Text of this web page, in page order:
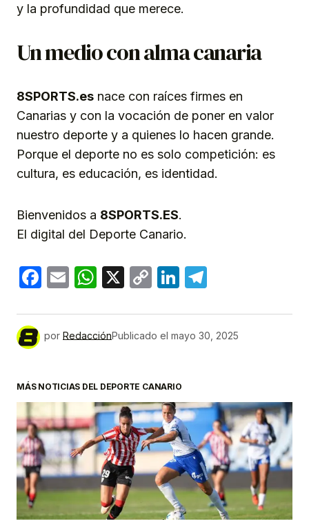
y la profundidad que merece.
Un medio con alma canaria
8SPORTS.es nace con raíces firmes en
Canarias y con la vocación de poner en valor
nuestro deporte y a quienes lo hacen grande.
Porque el deporte no es solo competición: es
cultura, es educación, es identidad.
Bienvenidos a 8SPORTS.ES.
El digital del Deporte Canario.
Facebook
EmailWhatsApp
X
CopyLinkedIn
por RedacciónPublicado el mayo 30, 2025
MÁS NOTICIAS DEL DEPORTE CANARIO